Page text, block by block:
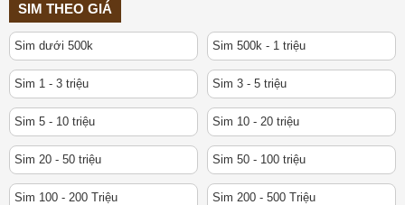
SIM THEO GIÁ
Sim dưới 500k Sim 500k - 1 triệu
Sim 1 - 3 triệu Sim 3 - 5 triệu
Sim 5 - 10 triệu Sim 10 - 20 triệu
Sim 20 - 50 triệu Sim 50 - 100 triệu
Sim 100 - 200 Triệu Sim 200 - 500 Triệu